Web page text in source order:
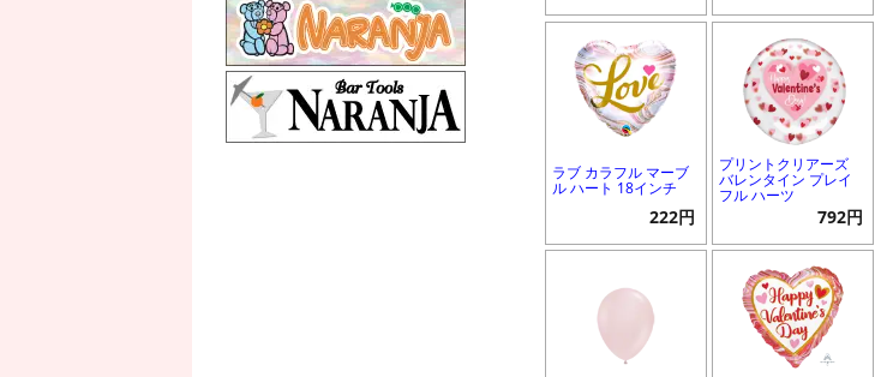
ラブ カラフル マーブ
ル ハート 18インチ
222円
プリントクリアーズ
バレンタイン プレイ
フル ハーツ
792円